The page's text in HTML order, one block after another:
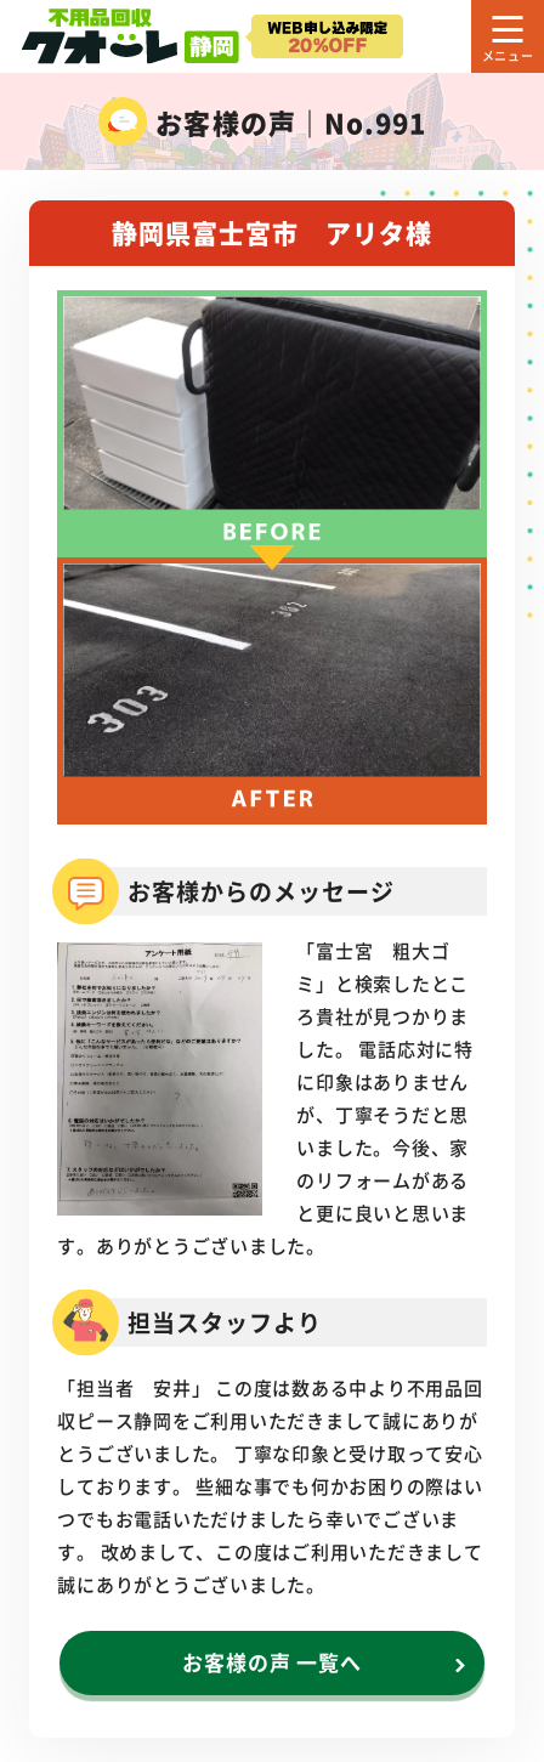
お客様の声｜No.991
静岡県富士宮市 アリタ様
お客様からのメッセージ
「富士宮 粗大ゴ
ミ」と検索したとこ
ろ貴社が見つかりま
した。 電話応対に特
に印象はありません
が、丁寧そうだと思
いました。今後、家
のリフォームがある
と更に良いと思いま
す。ありがとうございました。
担当スタッフより
「担当者 安井」 この度は数ある中より不用品回
収ピース静岡をご利用いただきまして誠にありが
とうございました。 丁寧な印象と受け取って安心
しております。 些細な事でも何かお困りの際はい
つでもお電話いただけましたら幸いでございま
す。 改めまして、この度はご利用いただきまして
誠にありがとうございました。
お客様の声 一覧へ